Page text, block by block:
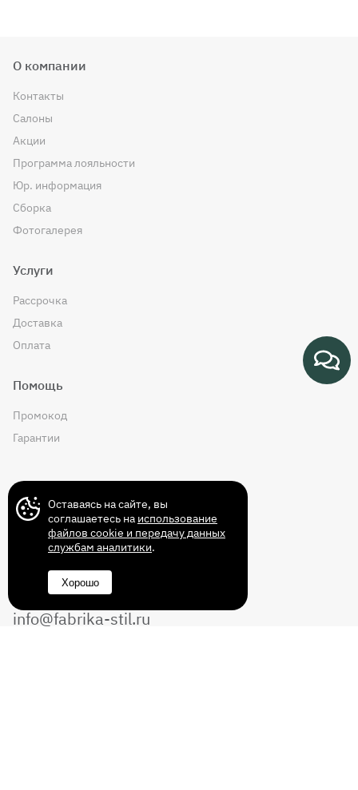
О компании
Контакты
Салоны
Акции
Программа лояльности
Юр. информация
Сборка
Фотогалерея
Услуги
Рассрочка
Доставка
Оплата
Помощь
Промокод
Гарантии
Контакты
+7 (499) 372-43-72
8 (800) 350-14-70
info@fabrika-stil.ru
Оставаясь на сайте, вы
соглашаетесь на использование
файлов cookie и передачу данных
службам аналитики.
Хорошо